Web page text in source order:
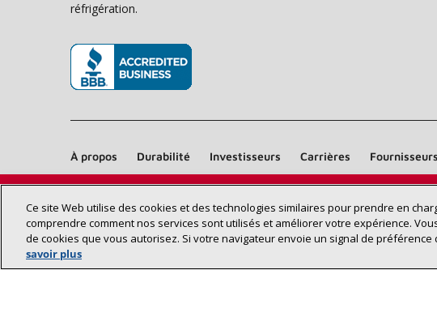
Trouvez
de chez
réfrigération.
À propos Durabilité Investisseurs Carrières Fournisseurs
Ce site Web utilise des cookies et des technologies similaires pour prendre en
comprendre comment nos services sont utilisés et améliorer votre expérience.
de cookies que vous autorisez. Si votre navigateur envoie un signal de préférence
savoir plus